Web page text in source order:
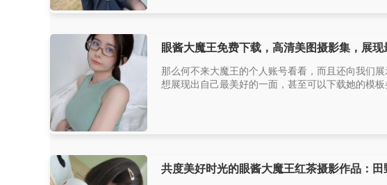
眼酱大魔王免费下载，高清美图摄影集，展现
那么何不来大魔王的个人账号看看，而且还向我们
想展现出自己最美好的一面，甚至可以下载她的模
共度美好时光的眼酱大魔王红茶摄影作品：田